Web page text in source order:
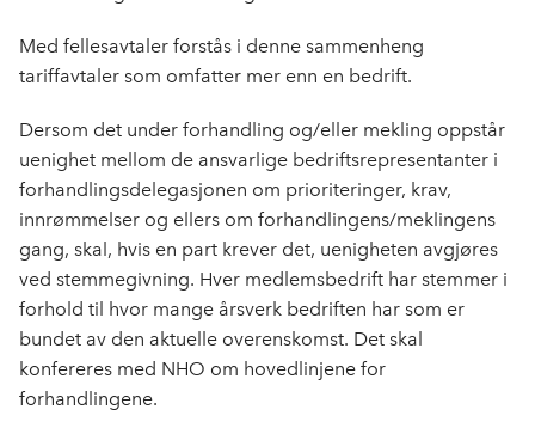
Med fellesavtaler forstås i denne sammenheng
tariffavtaler som omfatter mer enn en bedrift.
Dersom det under forhandling og/eller mekling oppstår
uenighet mellom de ansvarlige bedriftsrepresentanter i
forhandlings­delegasjonen om prioriteringer, krav,
innrømmelser og ellers om forhandlingens/meklingens
gang, skal, hvis en part krever det, uenigheten avgjøres
ved stemmegivning. Hver medlemsbedrift har stemmer i
forhold til hvor mange årsverk bedriften har som er
bundet av den aktuelle overenskomst. Det skal
konfereres med NHO om hovedlinjene for
forhandlingene.